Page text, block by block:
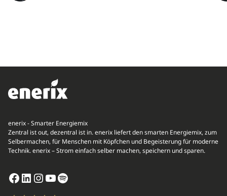
enerix - Smarter Energiemix
Zentral ist out, dezentral ist in. enerix liefert den smarten Energiemix, zum
Selbermachen, für Menschen mit Köpfchen und Begeisterung für moderne
Technik. enerix – Strom einfach selber machen, speichern und sparen.
Facebook
LinkedIn
Instagram
YouTube
Spotify